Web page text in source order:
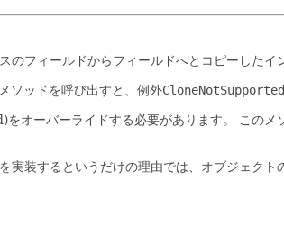
のフィールドからフィールドへとコピーしたイ
ソッドを呼び出すと、例外
オーバーライドする必要があります。 このメ
実装するというだけの理由では、オブジェクト